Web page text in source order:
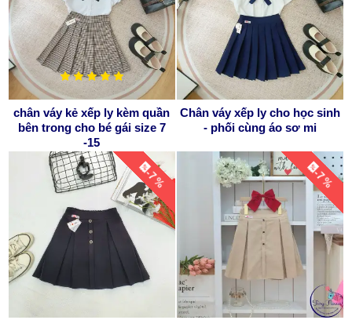
chân váy kẻ xếp ly kèm quần
bên trong cho bé gái size 7
-15
Chân váy xếp ly cho học sinh
- phối cùng áo sơ mi
-7 % -7 %